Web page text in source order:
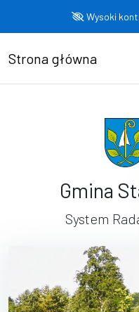
Wysoki
Strona główna
Gmina
System